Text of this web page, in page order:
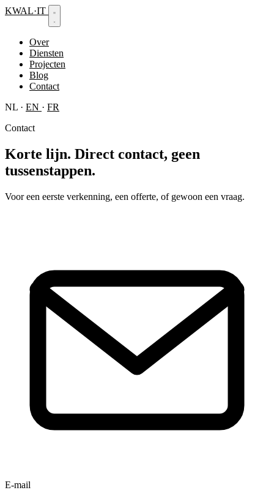
KWAL·IT
Over
Diensten
Projecten
Blog
Contact
NL · EN · FR
Contact
Korte lijn. Direct contact, geen
tussenstappen.
Voor een eerste verkenning, een offerte, of gewoon een vraag.
E-mail